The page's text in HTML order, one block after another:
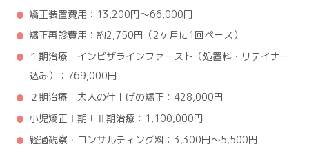
矯正装置費用：13,200円～66,000円
矯正再診費用：約2,750円（2ヶ月に1回ペース）
１期治療：インビザラインファースト（処置料・リテイナー
込み）：769,000円
２期治療：大人の仕上げの矯正：428,000円
小児矯正Ⅰ期＋Ⅱ期治療：1,100,000円
経過観察・コンサルティング料：3,300円～5,500円